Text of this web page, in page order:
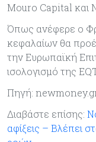
Mouro Capital και
Όπως ανέφερε ο
κεφαλαίων θα
την Ευρωπαϊκή
ισολογισμό της
Πηγή:
Διαβάστε επίσης:
αφίξεις – Βλέπει